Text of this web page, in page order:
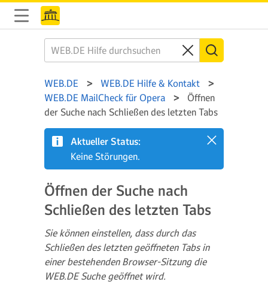
WEB.DE
WEB.DE Hilfe & Kontakt
WEB.DE MailCheck für Opera
Öffnen
der Suche nach Schließen des letzten Tabs
Aktueller Status:
Keine Störungen.
Öffnen der Suche nach
Schließen des letzten Tabs
Sie können einstellen, dass durch das
Schließen des letzten geöffneten Tabs in
einer bestehenden Browser-Sitzung die
WEB.DE Suche geöffnet wird.